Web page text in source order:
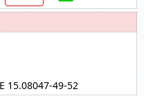
15.08047-49-52